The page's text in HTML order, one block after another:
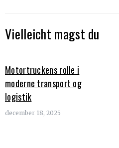
Vielleicht magst du
Motortruckens rolle i
moderne transport og
logistik
december 18, 2025